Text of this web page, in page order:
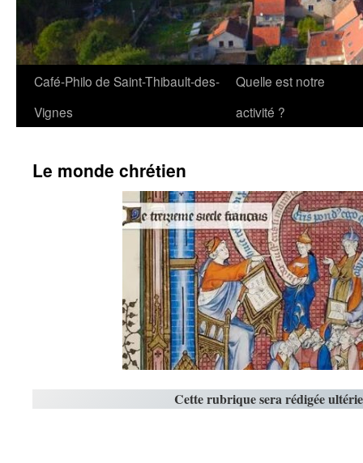
Café-Philo de Saint-Thibault-des-
Vignes
Quelle est notre
activité ?
Le monde chrétien
Cette rubrique sera rédigée